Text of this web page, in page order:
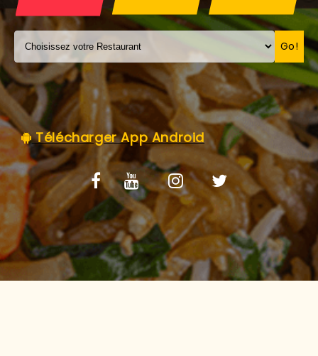
MENTIONS LÉGALES
C.G.V
Go!
Télécharger App Android